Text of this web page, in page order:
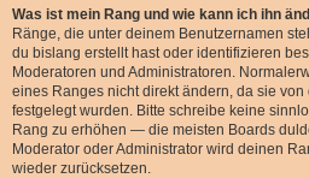
Was ist mein Rang und wie kann ich ihn
Ränge, die unter deinem Benutzernamen
du bislang erstellt hast oder identifizieren
Moderatoren und Administratoren.
eines Ranges nicht direkt ändern, da sie
festgelegt wurden. Bitte schreibe keine
Rang zu erhöhen — die meisten Boards
Moderator oder Administrator wird deinen
wieder zurücksetzen.